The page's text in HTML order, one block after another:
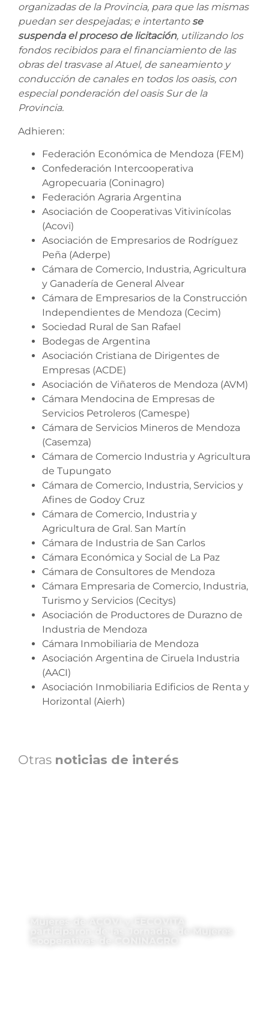
organizadas de la Provincia, para que las mismas
puedan ser despejadas; e intertantose
suspenda el proceso de licitación, utilizando los
fondos recibidos para el financiamiento de las
obras del trasvase al Atuel, de saneamiento y
conducción de canales en todos los oasis, con
especial ponderación del oasis Sur de la
Provincia.
Adhieren:
Federación Económica de Mendoza (FEM)
Confederación Intercooperativa
Agropecuaria (Coninagro)
Federación Agraria Argentina
Asociación de Cooperativas Vitivinícolas
(Acovi)
Asociación de Empresarios de Rodríguez
Peña (Aderpe)
Cámara de Comercio, Industria, Agricultura
y Ganadería de General Alvear
Cámara de Empresarios de la Construcción
Independientes de Mendoza (Cecim)
Sociedad Rural de San Rafael
Bodegas de Argentina
Asociación Cristiana de Dirigentes de
Empresas (ACDE)
Asociación de Viñateros de Mendoza (AVM)
Cámara Mendocina de Empresas de
Servicios Petroleros (Camespe)
Cámara de Servicios Mineros de Mendoza
(Casemza)
Cámara de Comercio Industria y Agricultura
de Tupungato
Cámara de Comercio, Industria, Servicios y
Afines de Godoy Cruz
Cámara de Comercio, Industria y
Agricultura de Gral. San Martín
Cámara de Industria de San Carlos
Cámara Económica y Social de La Paz
Cámara de Consultores de Mendoza
Cámara Empresaria de Comercio, Industria,
Turismo y Servicios (Cecitys)
Asociación de Productores de Durazno de
Industria de Mendoza
Cámara Inmobiliaria de Mendoza
Asociación Argentina de Ciruela Industria
(AACI)
Asociación Inmobiliaria Edificios de Renta y
Horizontal (Aierh)
Otras noticias de interés